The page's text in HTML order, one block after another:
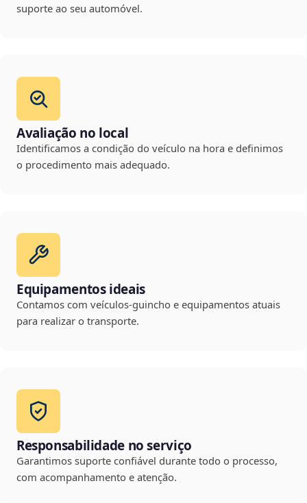
suporte ao seu automóvel.
Avaliação no local
Identificamos a condição do veículo na hora e definimos
o procedimento mais adequado.
Equipamentos ideais
Contamos com veículos-guincho e equipamentos atuais
para realizar o transporte.
Responsabilidade no serviço
Garantimos suporte confiável durante todo o processo,
com acompanhamento e atenção.